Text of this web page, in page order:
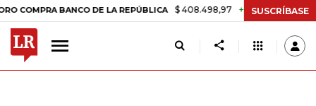
BANCO DE LA REPÚBLICA $ 408.498,97 +$ 8.753,81 +2,19%
SUSCRÍBASE